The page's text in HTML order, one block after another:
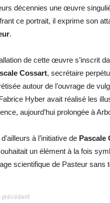
décennies une œuvre
ce portrait, il exprime son
.
de cette œuvre s’inscrit
Cossart, secrétaire
autour de l’ouvrage de
Hyber avait réalisé les
aujourd’hui prolongée à
d’ailleurs à l’initiative de Pascale
un élément à la fois
scientifique de Pasteur
précédent